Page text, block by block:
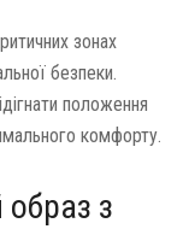
зонах
безпеки.
положення
комфорту.
образ з